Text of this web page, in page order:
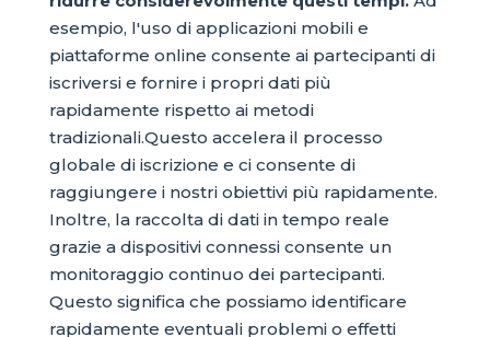
esempio, l'uso di applicazioni mobili e
piattaforme online consente ai partecipanti di
iscriversi e fornire i propri dati più
rapidamente rispetto ai metodi
tradizionali.Questo accelera il processo
globale di iscrizione e ci consente di
raggiungere i nostri obiettivi più rapidamente.
Inoltre, la raccolta di dati in tempo reale
grazie a dispositivi connessi consente un
monitoraggio continuo dei partecipanti.
Questo significa che possiamo identificare
rapidamente eventuali problemi o effetti